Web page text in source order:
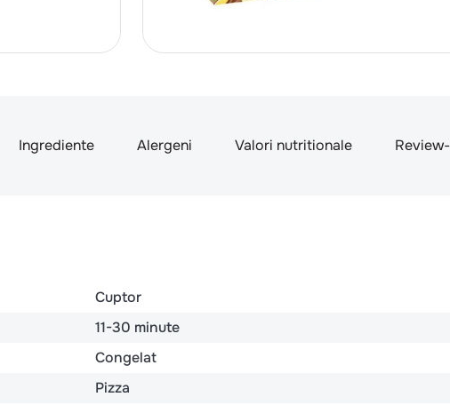
Ingrediente Alergeni Valori nutritionale
Cuptor
11-30 minute
Congelat
Pizza